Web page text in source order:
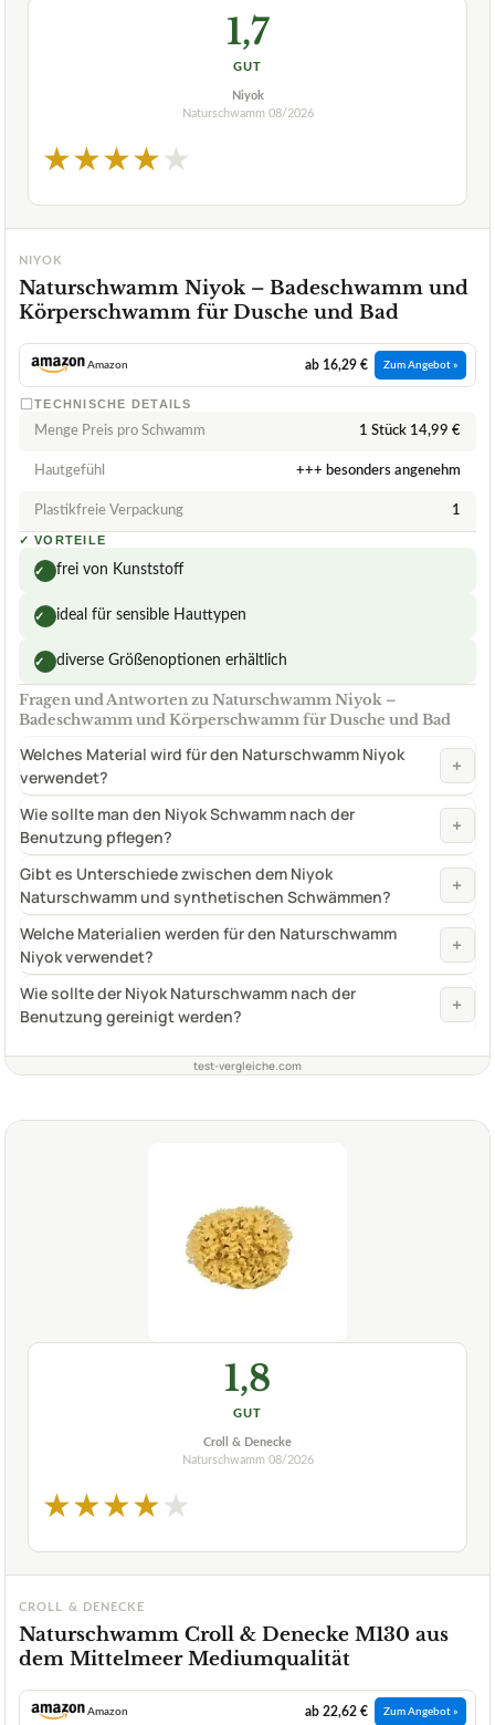
1,7
GUT
Niyok
Naturschwamm 08/2026
★★★★★
NIYOK
Naturschwamm Niyok – Badeschwamm und
Körperschwamm für Dusche und Bad
Amazon ab 16,29 € Zum Angebot »
TECHNISCHE DETAILS
Menge Preis pro Schwamm 1 Stück 14,99 €
Hautgefühl +++ besonders angenehm
Plastikfreie Verpackung 1
✓ VORTEILE
✓ frei von Kunststoff
✓ ideal für sensible Hauttypen
✓ diverse Größenoptionen erhältlich
Fragen und Antworten zu Naturschwamm Niyok –
Badeschwamm und Körperschwamm für Dusche und Bad
Welches Material wird für den Naturschwamm Niyok
verwendet?
+
Wie sollte man den Niyok Schwamm nach der
Benutzung pflegen?
+
Gibt es Unterschiede zwischen dem Niyok
Naturschwamm und synthetischen Schwämmen?
+
Welche Materialien werden für den Naturschwamm
Niyok verwendet?
+
Wie sollte der Niyok Naturschwamm nach der
Benutzung gereinigt werden?
+
test-vergleiche.com
1,8
GUT
Croll & Denecke
Naturschwamm 08/2026
★★★★★
CROLL & DENECKE
Naturschwamm Croll & Denecke M130 aus
dem Mittelmeer Mediumqualität
Amazon ab 22,62 € Zum Angebot »